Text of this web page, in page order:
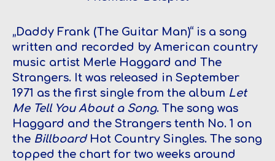
„Daddy Frank (The Guitar Man)“ is a song
written and recorded by American country
music artist Merle Haggard and The
Strangers. It was released in September
1971 as the first single from the album Let
Me Tell You About a Song. The song was
Haggard and the Strangers tenth No. 1 on
the BillboardHot Country Singles. The song
topped the chart for two weeks around